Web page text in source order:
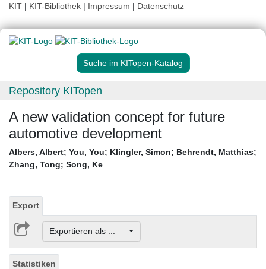
KIT | KIT-Bibliothek | Impressum | Datenschutz
Suche im KITopen-Katalog
Repository KITopen
A new validation concept for future
automotive development
Albers, Albert; You, You; Klingler, Simon; Behrendt, Matthias;
Zhang, Tong; Song, Ke
Export
Exportieren als ...
Statistiken